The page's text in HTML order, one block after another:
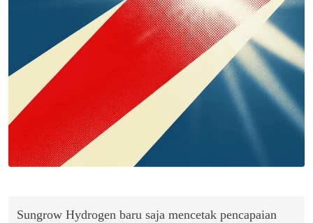
Sungrow Hydrogen baru saja mencetak pencapaian